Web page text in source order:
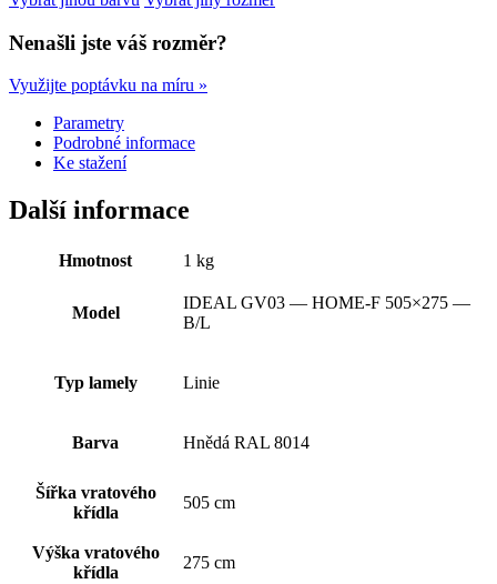
množství
Nenašli jste váš rozměr?
Využijte poptávku na míru »
Parametry
Podrobné informace
Ke stažení
Další informace
Hmotnost 1 kg
Model
IDEAL GV03 — HOME-F 505×275 —
B/L
Typ lamely Linie
Barva Hnědá RAL 8014
Šířka vratového
křídla
505 cm
Výška vratového
křídla
275 cm